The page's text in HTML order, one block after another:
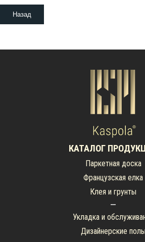
КАТАЛОГ
Паркетная доска
Французская елка
Клея и грунты
Укладка и
Дизайнерские полы